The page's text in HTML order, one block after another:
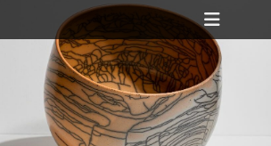
l’en-
tête